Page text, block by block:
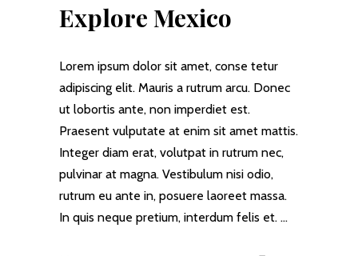
Explore Mexico
Lorem ipsum dolor sit amet, conse tetur
adipiscing elit. Mauris a rutrum arcu. Donec
ut lobortis ante, non imperdiet est.
Praesent vulputate at enim sit amet mattis.
Integer diam erat, volutpat in rutrum nec,
pulvinar at magna. Vestibulum nisi odio,
rutrum eu ante in, posuere laoreet massa.
In quis neque pretium, interdum felis et.